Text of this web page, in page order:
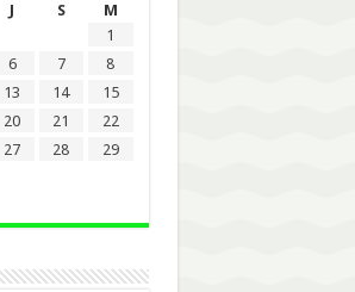
J S
M
1
6 7
8
13 14
15
20 21
22
27 28
29